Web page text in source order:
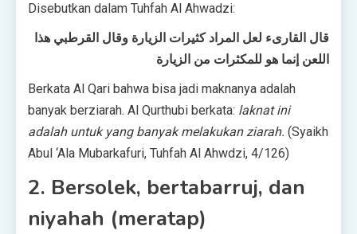
Disebutkan dalam Tuhfah Al Ahwadzi:
قال القارىء لعل المراد كثيرات الزيارة وقال القرطبي هذا
اللعن إنما هو للمكثرات من الزيارة
Berkata Al Qari bahwa bisa jadi maknanya adalah
banyak berziarah. Al Qurthubi berkata: laknat ini
adalah untuk yang banyak melakukan ziarah. (Syaikh
Abul ‘Ala Mubarkafuri, Tuhfah Al Ahwdzi, 4/126)
2. Bersolek, bertabarruj, dan
niyahah (meratap)